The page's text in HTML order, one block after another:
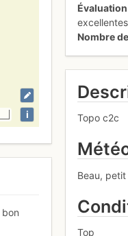
i
bon
excellentes
Nombre
Topo c2c
Beau,
Top